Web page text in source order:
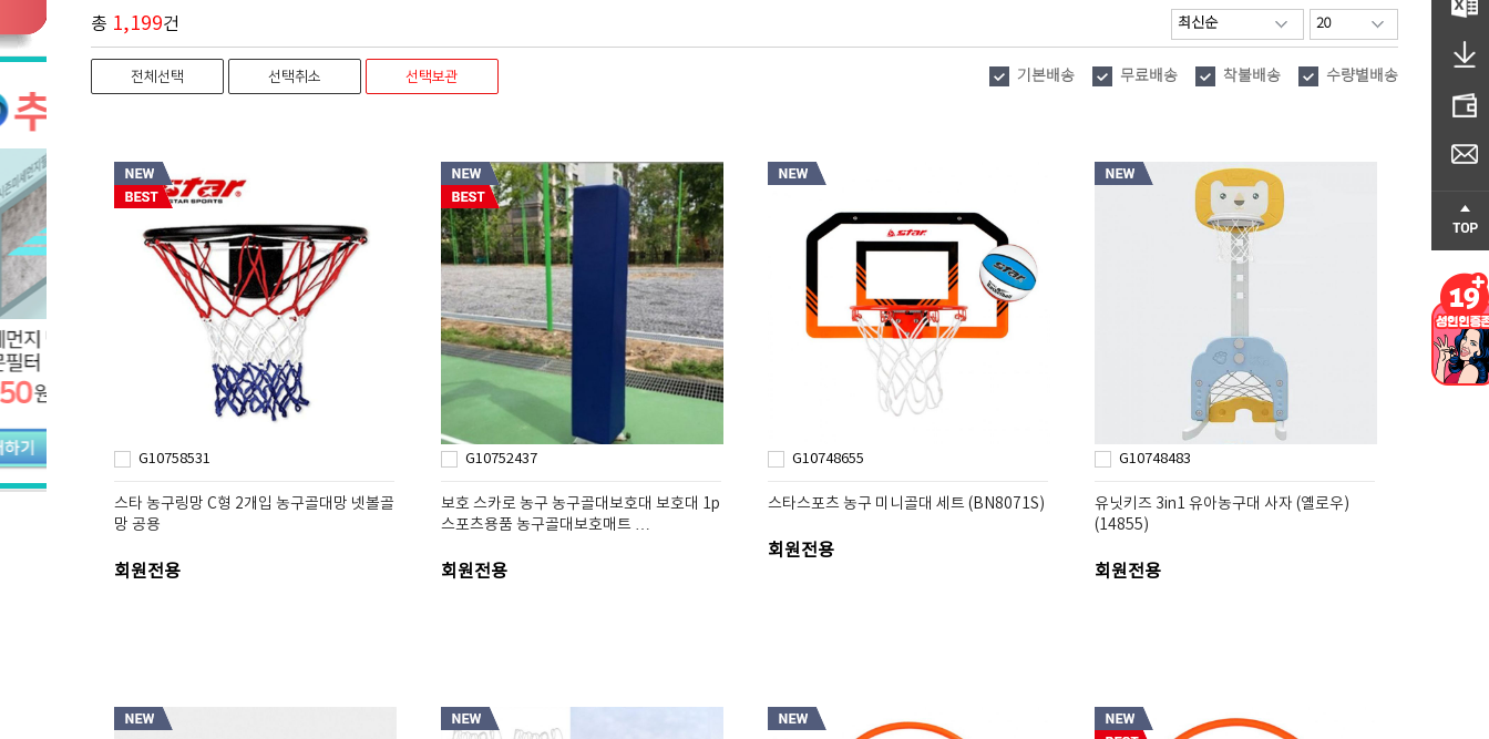
총 1,199건
기본배송 무료배송 착불배송 수량별배송
G10758531
스타 농구링망 C형 2개입 농구골대망 넷볼골
망 공용
회원전용
G10752437
보호 스카로 농구 농구골대보호대 보호대 1p
스포츠용품 농구골대보호매트 …
회원전용
G10748655
스타스포츠 농구 미니골대 세트 (BN8071S)
회원전용
G10748483
유닛키즈 3in1 유아농구대 사자 (옐로우)
(14855)
회원전용